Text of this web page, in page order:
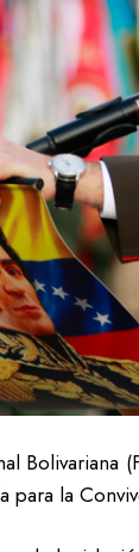
Bolivariana
para la